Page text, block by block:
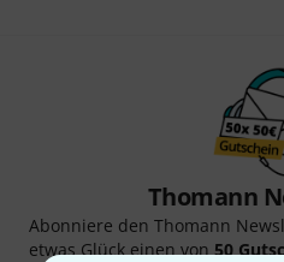
Thomann
Abonniere den Thomann
etwas Glück einen von50